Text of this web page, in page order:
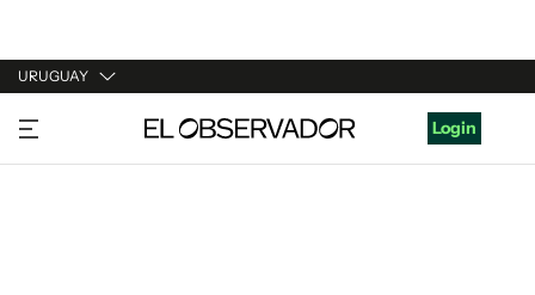
URUGUAY
URUGUAY
ARGENTINA
Login